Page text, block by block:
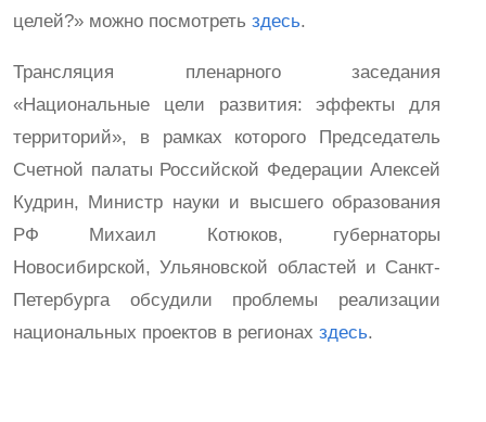
целей?» можно посмотреть здесь.
Трансляция пленарного заседания
«Национальные цели развития: эффекты для
территорий», в рамках которого Председатель
Счетной палаты Российской Федерации Алексей
Кудрин, Министр науки и высшего образования
РФ Михаил Котюков, губернаторы
Новосибирской, Ульяновской областей и Санкт-
Петербурга обсудили проблемы реализации
национальных проектов в регионах здесь.